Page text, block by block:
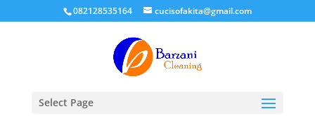
082128535164 cucisofakita@gmail.com
Select Page